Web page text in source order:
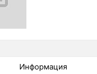
Информация